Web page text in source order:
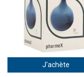
J'achète